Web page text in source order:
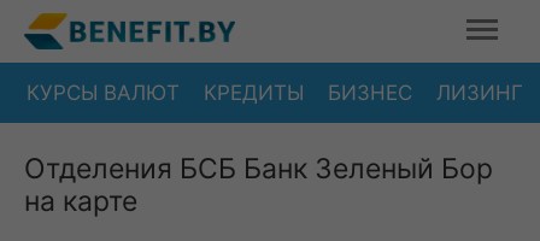
КУРСЫ ВАЛЮТ КРЕДИТЫ БИЗНЕС ЛИЗИНГ
Отделения БСБ Банк Зеленый Бор
на карте